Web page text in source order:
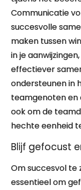
Communicatie
succesvolle
maken tussen
in je
effectiever
ondersteunen in
teamgenoten en
ook om de
hechte eenheid
Blijf gefocust
Om succesvol te
essentieel om